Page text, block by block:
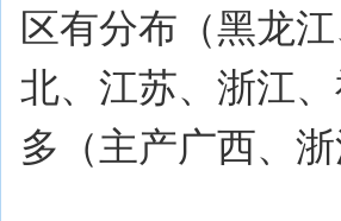
区有分布（黑龙
北、江苏、浙江
多（主产广西、